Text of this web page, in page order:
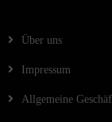
Über uns
Impressum
Allgemeine